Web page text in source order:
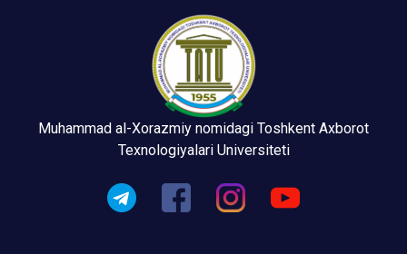
Muhammad al-Xorazmiy nomidagi Toshkent Axborot
Texnologiyalari Universiteti